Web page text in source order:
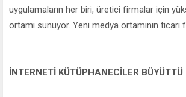
uygulamaların her biri, üretici firmalar için
ortamı sunuyor. Yeni medya ortamının ticari
İNTERNETİ KÜTÜPHANECİLER BÜYÜTTÜ